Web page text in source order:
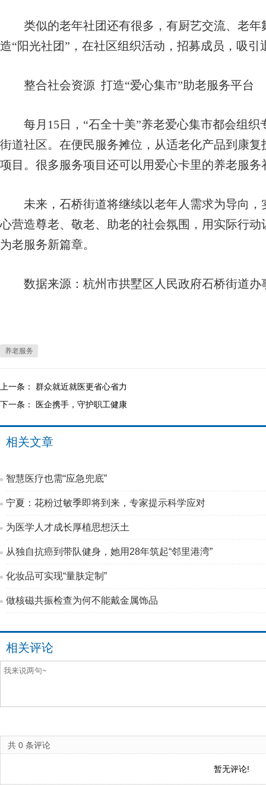
类似的老年社团还有很多，有厨艺交流、老年
造“阳光社团”，在社区组织活动，招募成员，吸
整合社会资源 打造“爱心集市”助老服务平台
每月15日，“石全十美”养老爱心集市都会组织
街道社区。在便民服务摊位，从适老化产品到康
项目。很多服务项目还可以用爱心卡里的养老服
未来，石桥街道将继续以老年人需求为导向，
心营造尊老、敬老、助老的社会氛围，用实际行
为老服务新篇章。
数据来源：杭州市拱墅区人民政府石桥街道办
养老服务
上一条： 群众就近就医更省心省力
下一条：
医企携手，守护职工健康
相关文章
智慧医疗也需“应急兜底”
宁夏：花粉过敏季即将到来，专家提示科学应对
为医学人才成长厚植思想沃土
从独自抗癌到带队健身，她用28年筑起“邻里港湾”
化妆品可实现“量肤定制”
做核磁共振检查为何不能戴金属饰品
相关评论
共 0 条评论
暂无评论!